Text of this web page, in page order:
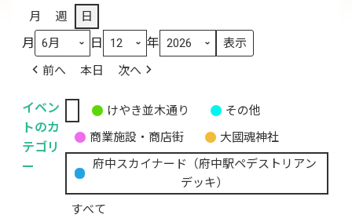
月 週 日
月 日 年
前へ 本日 次へ
イベン
トのカ
テゴリ
ー
無
題
の
カ
テ
ゴ
けやき並木通り
その他
商業施設・商店街
大國魂神社
府中スカイナード（府中駅ペデストリアン
デッキ）
すべて